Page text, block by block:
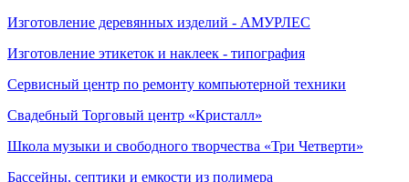
Изготовление деревянных изделий - АМУРЛЕС
Изготовление этикеток и наклеек - типография
Сервисный центр по ремонту компьютерной техники
Свадебный Торговый центр «Кристалл»
Школа музыки и свободного творчества «Три Четверти»
Бассейны, септики и емкости из полимера